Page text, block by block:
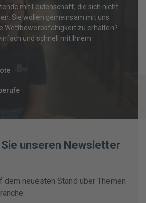
mit Leidenschaft, die sich nicht
Sie wollen gemeinsam mit uns
Wettbewerbsfähigkeit zu erhalten?
und schnell mit Ihrem
unseren Newsletter
dem neuesten Stand über Themen